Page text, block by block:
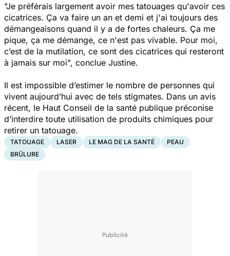
"Je préférais largement avoir mes tatouages qu'avoir ces
cicatrices. Ça va faire un an et demi et j'ai toujours des
démangeaisons quand il y a de fortes chaleurs. Ça me
pique, ça me démange, ce n'est pas vivable. Pour moi,
c’est de la mutilation, ce sont des cicatrices qui resteront
à jamais sur moi", conclue Justine.
Il est impossible d’estimer le nombre de personnes qui
vivent aujourd’hui avec de tels stigmates. Dans un avis
récent, le Haut Conseil de la santé publique préconise
d’interdire toute utilisation de produits chimiques pour
retirer un tatouage.
TATOUAGE LASER LE MAG DE LA SANTÉ
PEAU
BRÛLURE